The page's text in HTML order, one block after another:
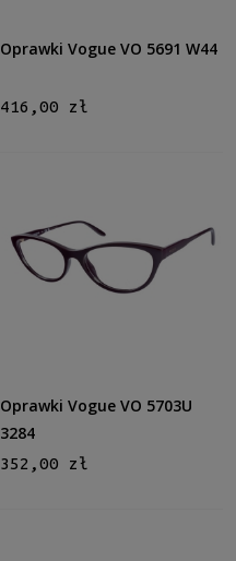
Oprawki Vogue VO 5691 W44
416,00 zł
Oprawki Vogue VO 5703U
3284
352,00 zł